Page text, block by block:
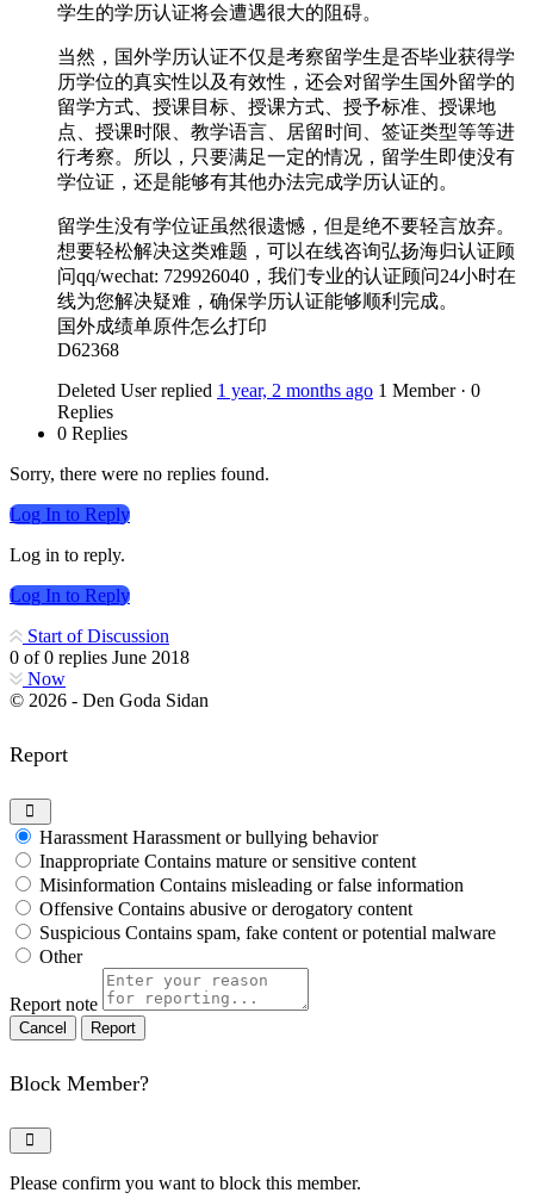
学生的学历认证将会遭遇很大的阻碍。
当然，国外学历认证不仅是考察留学生是否毕业获得学
历学位的真实性以及有效性，还会对留学生国外留学的
留学方式、授课目标、授课方式、授予标准、授课地
点、授课时限、教学语言、居留时间、签证类型等等进
行考察。所以，只要满足一定的情况，留学生即使没有
学位证，还是能够有其他办法完成学历认证的。
留学生没有学位证虽然很遗憾，但是绝不要轻言放弃。
想要轻松解决这类难题，可以在线咨询弘扬海归认证顾
问qq/wechat: 729926040，我们专业的认证顾问24小时在
线为您解决疑难，确保学历认证能够顺利完成。
国外成绩单原件怎么打印
D62368
Deleted User replied 1 year, 2 months ago 1 Member · 0
Replies
0 Replies
Sorry, there were no replies found.
Log In to Reply
Log in to reply.
Log In to Reply
Start of Discussion
0 of0 replies June 2018
Now
© 2026 - Den Goda Sidan
Report
Harassment Harassment or bullying behavior
Inappropriate Contains mature or sensitive content
Misinformation Contains misleading or false information
Offensive Contains abusive or derogatory content
Suspicious Contains spam, fake content or potential malware
Other
Report note
Report
Block Member?
Please confirm you want to block this member.